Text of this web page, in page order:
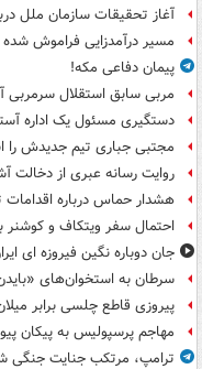
آغاز تحقیقات سازمان ملل
مسیر درآمدزایی فراموش
پیمان دفاعی مکه!
مربی سابق استقلال سرمربی
دستگیری مسئول یک اداره
مجتبی جباری تیم جدیدش را
روایت رسانه عبری از دخالت
هشدار حماس درباره اقدامات
احتمال سفر ویتکاف و کوشنر
جان دوباره نگین فیروزه ای
سرطان به استخوان‌های
پیروزی قاطع چلسی برابر
مهاجم پرسپولیس به پیکان
ترامپ، مرتکب جنایت جنگی